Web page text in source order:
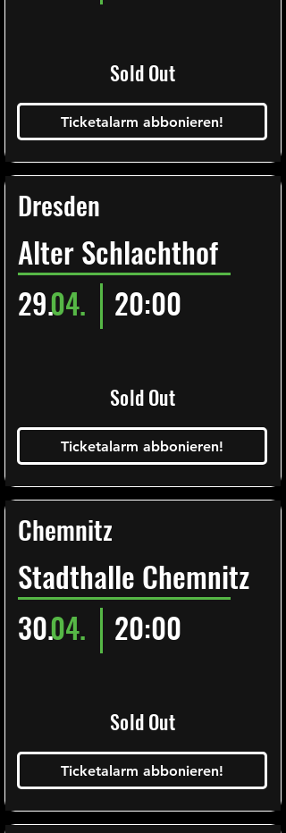
Sold Out
Ticketalarm abbonieren!
Dresden
Alter Schlachthof
29.04. 20:00
Sold Out
Ticketalarm abbonieren!
Chemnitz
Stadthalle Chemnitz
30.04. 20:00
Sold Out
Ticketalarm abbonieren!